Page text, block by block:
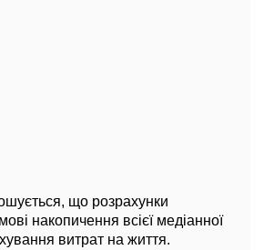
що розрахунки
накопичення всієї медіанної
витрат на життя.